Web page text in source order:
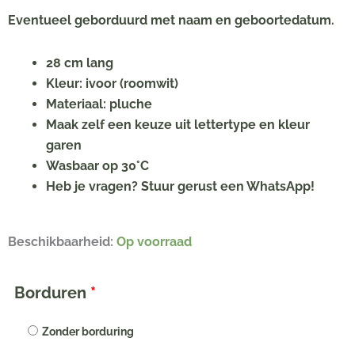
Eventueel geborduurd met naam en geboortedatum.
28 cm lang
Kleur: ivoor (roomwit)
Materiaal: pluche
Maak zelf een keuze uit lettertype en kleur
garen
Wasbaar op 30°C
Heb je vragen? Stuur gerust een WhatsApp!
Beschikbaarheid: Op voorraad
Borduren *
Zonder borduring
Happy
Richie
met